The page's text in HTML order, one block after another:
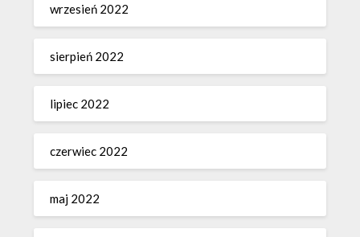
wrzesień 2022
sierpień 2022
lipiec 2022
czerwiec 2022
maj 2022